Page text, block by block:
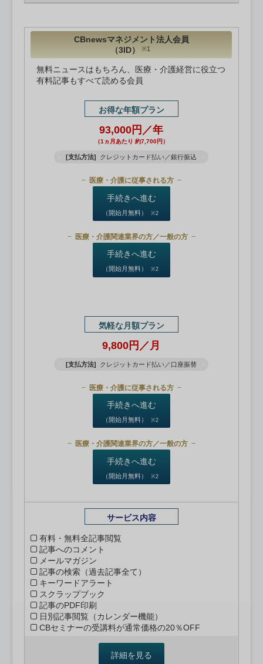
CBnewsマネジメント法人会員
（3ID）
※1
無料ニュースはもちろん、医療・介護経営に役立つ
有料記事もすべて読める会員
お得な年額プラン
93,000円／年
（1ヵ月あたり 約7,700円）
[支払方法] クレジットカード払い／銀行振込
医療・介護に従事される方
手続きへ進む
（開始月無料） ※2
医療・介護関連業界の方／一般の方
手続きへ進む
（開始月無料） ※2
気軽な月額プラン
9,800円／月
[支払方法] クレジットカード払い／口座振替
医療・介護に従事される方
手続きへ進む
（開始月無料） ※2
医療・介護関連業界の方／一般の方
手続きへ進む
（開始月無料） ※2
サービス内容
有料・無料全記事閲覧
記事へのコメント
メールマガジン
記事の検索（過去記事全て）
キーワードアラート
スクラップブック
記事のPDF印刷
日別記事閲覧（カレンダー機能）
CBセミナーの受講料が通常価格の20％OFF
詳細を見る